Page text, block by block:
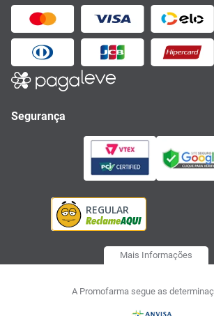
Segurança
Mais Informações
A Promofarma segue as